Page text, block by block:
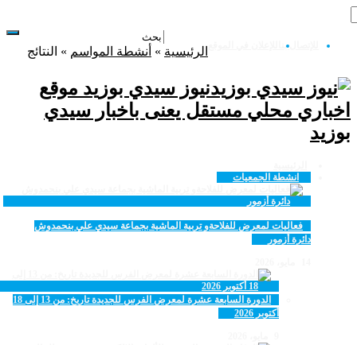
للإتصال بناللإعلان في الموقع
نيوز سيدي بوزيد موقع
محلي مستقل يعنى باخبار سيدي
انشطة الجمعيات
فعاليات لمعرض للفلاحةو تربية الماشية بجماعة سيدي علي بنحمدوش
دائرة أزمور
الدورة السابعة عشرة لمعرض الفرس للجديدة تاريخ: من 13 إلى 18
أكتوبر 2026
الرئيسية » أنشطة المواسم » النتائج